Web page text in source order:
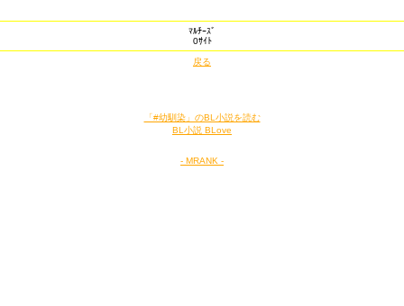
ﾏﾙﾁｰｽﾞ
0ｻｲﾄ
戻る
「#幼馴染」のBL小説を読む
BL小説 BLove
- MRANK -